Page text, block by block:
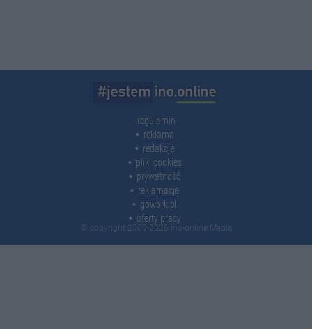
regulamin
reklama
redakcja
pliki cookies
prywatność
reklamacje
gowork.pl
oferty pracy
© copyright 2000-2026 Ino-online Media